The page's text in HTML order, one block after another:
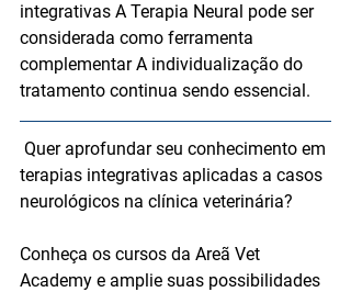
integrativas A Terapia Neural pode ser
considerada como ferramenta
complementar A individualização do
tratamento continua sendo essencial.
Quer aprofundar seu conhecimento em
terapias integrativas aplicadas a casos
neurológicos na clínica veterinária?
Conheça os cursos da Areã Vet
Academy e amplie suas possibilidades